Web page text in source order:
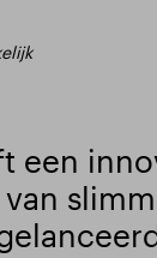
een